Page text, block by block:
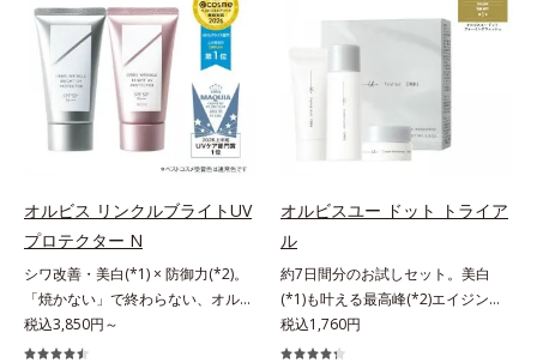
オルビス リンクルブライトUV
プロテクター N
シワ改善・美白(*1) × 防御力(*2)。
「焼かない」で終わらない、オルビ
ス最高峰(*3)日焼け止め。シワ改
善・美白(*1) × 防御力(*2)「焼かな
税込3,850円～
オルビスユー ドット トライア
ル
約7日間分のお試しセット。美白
(*1)も叶える最高峰(*2)エイジング
ケア(*3)。ハリも透明感(*4)も結果
主義。年齢サイン(*5)の因子に着目
税込1,760円